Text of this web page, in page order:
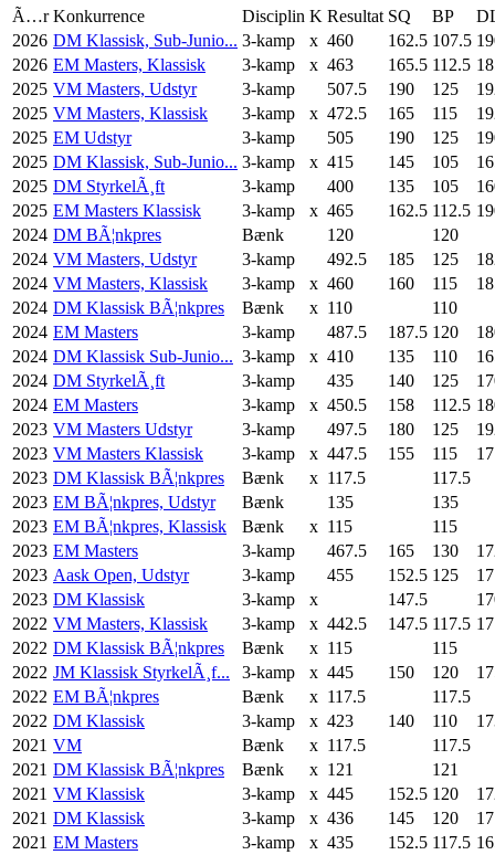
Ã…r Konkurrence Disciplin K Resultat SQ BP
2026 DM Klassisk, Sub-Junio... 3-kamp x 460 162.5 107.5
2026 EM Masters, Klassisk 3-kamp x 463 165.5 112.5
2025 VM Masters, Udstyr 3-kamp 507.5 190 125
2025 VM Masters, Klassisk 3-kamp x 472.5 165 115
2025 EM Udstyr 3-kamp 505 190 125
2025 DM Klassisk, Sub-Junio... 3-kamp x 415 145 105
2025 DM StyrkelÃ¸ft 3-kamp 400 135 105
2025 EM Masters Klassisk 3-kamp x 465 162.5 112.5
2024 DM BÃ¦nkpres Bænk 120
120
2024 VM Masters, Udstyr 3-kamp 492.5 185 125
2024 VM Masters, Klassisk 3-kamp x 460 160 115
2024 DM Klassisk BÃ¦nkpres Bænk x 110
110
2024 EM Masters 3-kamp 487.5 187.5 120
2024 DM Klassisk Sub-Junio... 3-kamp x 410 135 110
2024 DM StyrkelÃ¸ft 3-kamp 435 140 125
2024 EM Masters 3-kamp x 450.5 158 112.5
2023 VM Masters Udstyr 3-kamp 497.5 180 125
2023 VM Masters Klassisk 3-kamp x 447.5 155 115
2023 DM Klassisk BÃ¦nkpres Bænk x 117.5
117.5
2023 EM BÃ¦nkpres, Udstyr Bænk 135
135
2023 EM BÃ¦nkpres, Klassisk Bænk x 115
115
2023 EM Masters 3-kamp 467.5 165 130
2023 Aask Open, Udstyr 3-kamp 455 152.5 125
2023 DM Klassisk 3-kamp x 147.5
2022 VM Masters, Klassisk 3-kamp x 442.5 147.5 117.5
2022 DM Klassisk BÃ¦nkpres Bænk x 115
115
2022 JM Klassisk StyrkelÃ¸f... 3-kamp x 445 150 120
2022 EM BÃ¦nkpres Bænk x 117.5
117.5
2022 DM Klassisk 3-kamp x 423 140 110
2021 VM Bænk x 117.5
117.5
2021 DM Klassisk BÃ¦nkpres Bænk x 121
121
2021 VM Klassisk 3-kamp x 445 152.5 120
2021 DM Klassisk 3-kamp x 436 145 120
2021 EM Masters 3-kamp x 435 152.5 117.5